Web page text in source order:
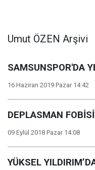
Umut ÖZEN Arşivi
SAMSUNSPOR'DA
16 Haziran 2019 Pazar 14:42
DEPLASMAN FOBİSİ
09 Eylül 2018 Pazar 14:08
YÜKSEL